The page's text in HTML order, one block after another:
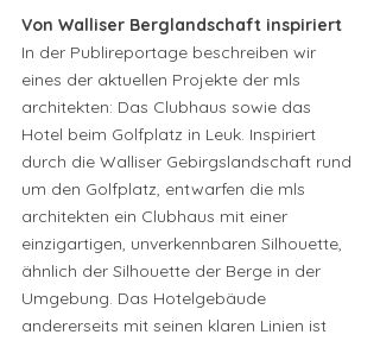
Von Walliser Berglandschaft inspiriert
In der Publireportage beschreiben wir
eines der aktuellen Projekte der mls
architekten: Das Clubhaus sowie das
Hotel beim Golfplatz in Leuk. Inspiriert
durch die Walliser Gebirgslandschaft rund
um den Golfplatz, entwarfen die mls
architekten ein Clubhaus mit einer
einzigartigen, unverkennbaren Silhouette,
ähnlich der Silhouette der Berge in der
Umgebung. Das Hotelgebäude
andererseits mit seinen klaren Linien ist